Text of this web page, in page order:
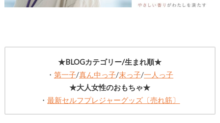
★BLOGカテゴリー/生まれ順★
・ 第一子/真ん中っ子/末っ子/一人っ子
★大人女性のおもちゃ★
・最新セルフプレジャーグッズ〔売れ筋〕